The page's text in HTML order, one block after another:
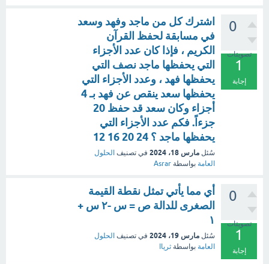
0
تصويتات
1
إجابة
اشترك كل من ماجد وفهد وسعد
في مسابقة لحفظ القرآن
الكريم ، فإذا كان عدد الأجزاء
التي يحفظها ماجد نصف التي
يحفظها فهد ، وعدد الأجزاء التي
يحفظها سعد ينقص عن فهد بـ 4
أجزاء وكان سعد قد حفظ 20
جزءاً. فكم عدد الأجزاء التي
يحفظها ماجد ؟ 24 20 16 12
سُئل مارس 18، 2024 في تصنيف الحلول
العامة بواسطة Asrar
0
تصويتات
1
إجابة
أي مما يأتي تمثل نقطة القيمة
الصغرى للدالة ص = س -٢ س +
١
سُئل مارس 19، 2024 في تصنيف الحلول
العامة بواسطة ثرياا